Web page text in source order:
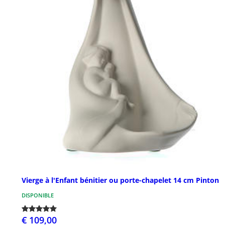
Vierge à l'Enfant bénitier ou porte-chapelet 14 cm Pinton
DISPONIBLE
€ 109,00